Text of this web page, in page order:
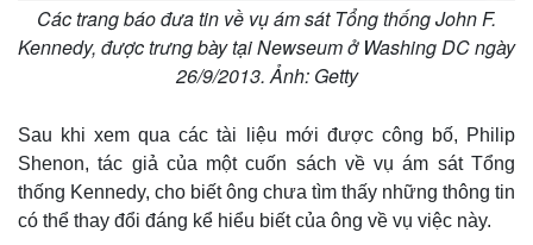
Các trang báo đưa tin về vụ ám sát Tổng thống John F.
Kennedy, được trưng bày tại Newseum ở Washing DC ngày
26/9/2013. Ảnh: Getty
Sau khi xem qua các tài liệu mới được công bố, Philip
Shenon, tác giả của một cuốn sách về vụ ám sát Tổng
thống Kennedy, cho biết ông chưa tìm thấy những thông tin
có thể thay đổi đáng kể hiểu biết của ông về vụ việc này.